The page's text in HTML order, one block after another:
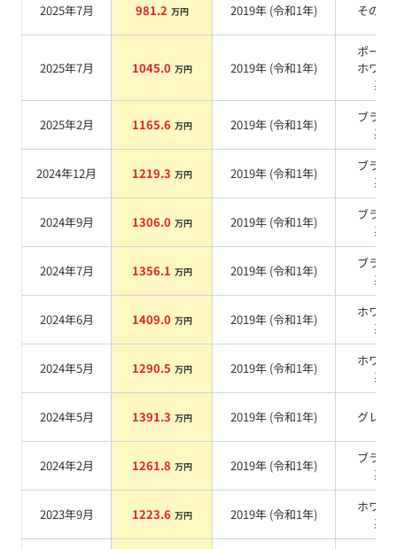
2025年7月 981.2 万円 2019年 (令和1年) その他
2025年7月 1045.0 万円 2019年 (令和1年)
ポーラ
ホワイ
系
2025年2月 1165.6 万円 2019年 (令和1年)
ブラッ
系
2024年12月 1219.3 万円 2019年 (令和1年)
ブラッ
系
2024年9月 1306.0 万円 2019年 (令和1年)
ブラッ
系
2024年7月 1356.1 万円 2019年 (令和1年)
ブラッ
系
2024年6月 1409.0 万円 2019年 (令和1年)
ホワイ
系
2024年5月 1290.5 万円 2019年 (令和1年)
ホワイ
系
2024年5月 1391.3 万円 2019年 (令和1年) グレー
2024年2月 1261.8 万円 2019年 (令和1年)
ブラッ
系
2023年9月 1223.6 万円 2019年 (令和1年)
ホワイ
系